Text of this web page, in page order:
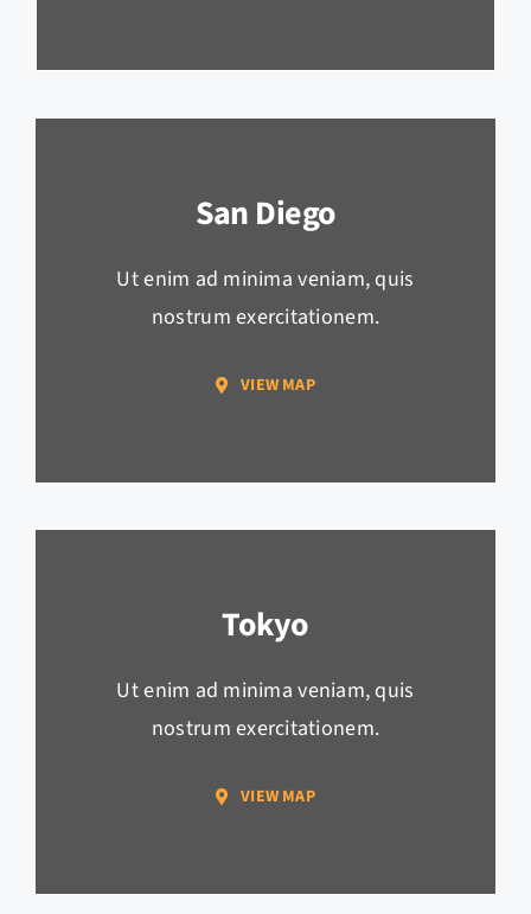
San Diego
Ut enim ad minima veniam, quis
nostrum exercitationem.
VIEW MAP
Tokyo
Ut enim ad minima veniam, quis
nostrum exercitationem.
VIEW MAP